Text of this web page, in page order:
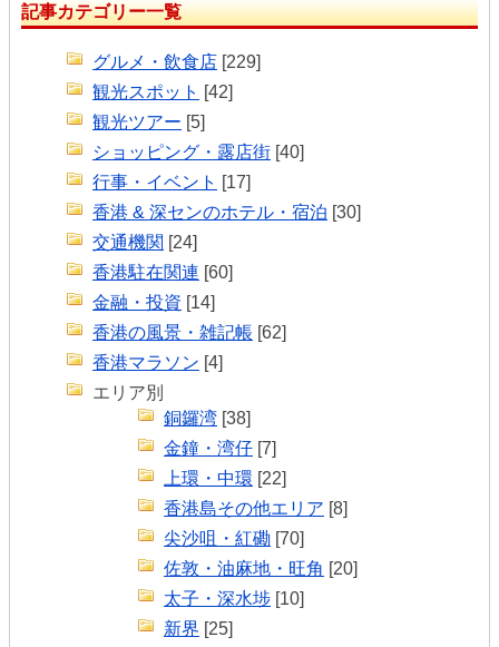
記事カテゴリー一覧
グルメ・飲食店 [229]
観光スポット [42]
観光ツアー [5]
ショッピング・露店街 [40]
行事・イベント [17]
香港 & 深センのホテル・宿泊 [30]
交通機関 [24]
香港駐在関連 [60]
金融・投資 [14]
香港の風景・雑記帳 [62]
香港マラソン [4]
エリア別
銅鑼湾 [38]
金鐘・湾仔 [7]
上環・中環 [22]
香港島その他エリア [8]
尖沙咀・紅磡 [70]
佐敦・油麻地・旺角 [20]
太子・深水埗 [10]
新界 [25]